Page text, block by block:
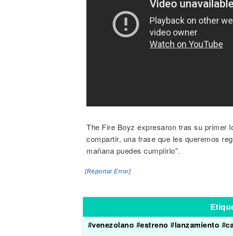
The Fire Boyz expresaron tras su primer
compartir, una frase que les queremos
mañana puedes cumplirlo”.
[Reportar Error]
#venezolano #estreno #lanzamiento #